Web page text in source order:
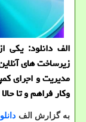
الف دانلود:
زیرساخت های
مدیریت و اجرای
وکار فراهم و تا حالا بیش از 400 هزار
به گزارش الف